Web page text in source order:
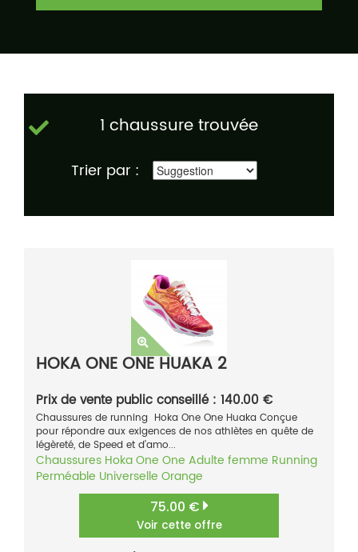
1 chaussure trouvée
Trier par :
HOKA ONE ONE HUAKA 2
Prix de vente public conseillé : 140.00 €
Chaussures de running Hoka One One Huaka Conçue
pour répondre aux exigences de nos athlètes en quête de
légèreté, de Speed et d’amo...
Chaussures Hoka One One Adulte femme Running
Perméable Universelle Orange
75.00 €
Voir cette offre